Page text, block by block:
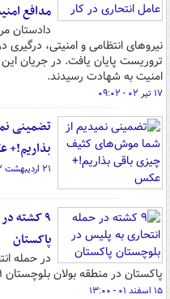
مدافع
دادستان
تروریست پایان یافت. در جریان
امنیت به شهادت رسیدند.
۱۷ تیر ۰۲ - ۰۹:۰۲
تضمینی
۲۱ اردیبهشت ۰۲ - ۱۰:۵۵
۹ کشته
پاکستان
در حمله
پاکستان در منطقه بولان بلوچستان ۹ نفر کشته و ۹ تن دیگر زخمی شدند.
۱۵ اسفند ۰۱ - ۱۳:۰۰